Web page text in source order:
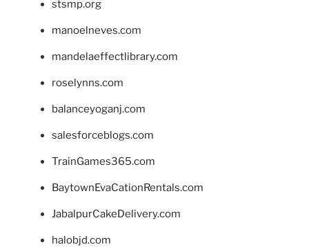
stsmp.org
manoelneves.com
mandelaeffectlibrary.com
roselynns.com
balanceyoganj.com
salesforceblogs.com
TrainGames365.com
BaytownEvaCationRentals.com
JabalpurCakeDelivery.com
halobjd.com